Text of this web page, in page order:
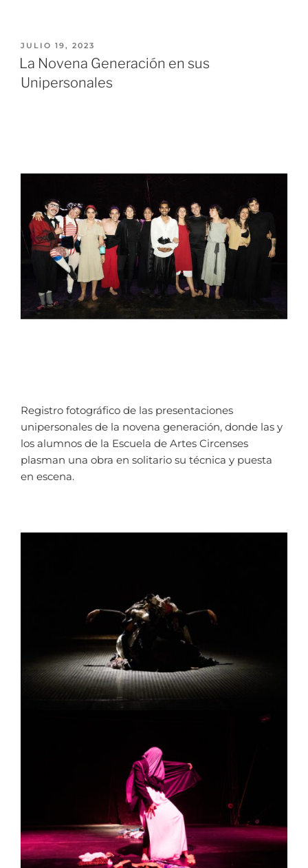
JULIO 19, 2023
La Novena Generación en sus
Unipersonales
Registro fotográfico de las presentaciones
unipersonales de la novena generación, donde las y
los alumnos de la Escuela de Artes Circenses
plasman una obra en solitario su técnica y puesta
en escena.